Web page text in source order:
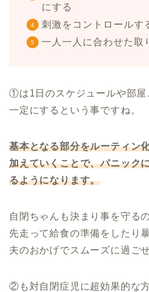
にする
刺激をコントロールす
一人一人に合わせた取
①は1日のスケジュールや部屋
一定にするという事ですね。
基本となる部分をルーティン
加えていくことで、パニック
るようになります。
自閉ちゃんも決まり事を守る
先走って給食の準備をしたり
夫のおかげでスムーズに過ご
②も対自閉症児に超効果的な方